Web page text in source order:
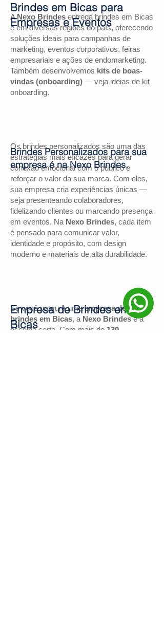
ANexo Brindes entrega brindes em Bicas
e em diversas regiões do país, oferecendo
soluções ideais para campanhas de
marketing, eventos corporativos, feiras
empresariais e ações de endomarketing.
Também desenvolvemos kits de boas-
vindas (onboarding) — veja ideias de kit
onboarding.
Os brindes personalizados são uma das
estratégias mais eficazes para gerar
conexão emocional com o público e
reforçar o valor da sua marca. Com eles,
sua empresa cria experiências únicas —
seja presenteando colaboradores,
fidelizando clientes ou marcando presença
em eventos. Na Nexo Brindes, cada item
é pensado para comunicar valor,
identidade e propósito, com design
moderno e materiais de alta durabilidade.
Se você procura umaempresa de
brindes em Bicas, a Nexo Brindesé a
escolha certa. Com mais de 130
Brindes em Bicas para
Empresas e Eventos
Brindes Personalizados para sua
empresa é na Nexo Brindes.
Empresa de Brindes em
Bicas